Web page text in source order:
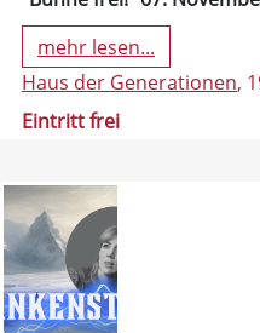
mehr lesen...
Haus der Generationen,
Eintritt frei